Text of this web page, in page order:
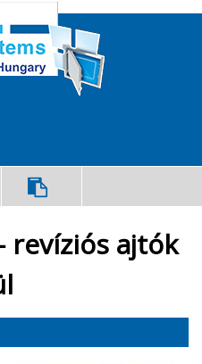
revíziós ajtók